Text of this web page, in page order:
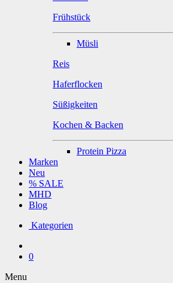
Frühstück
Müsli
Reis
Haferflocken
Süßigkeiten
Kochen & Backen
Protein Pizza
Marken
Neu
% SALE
MHD
Blog
Kategorien
0
Menu